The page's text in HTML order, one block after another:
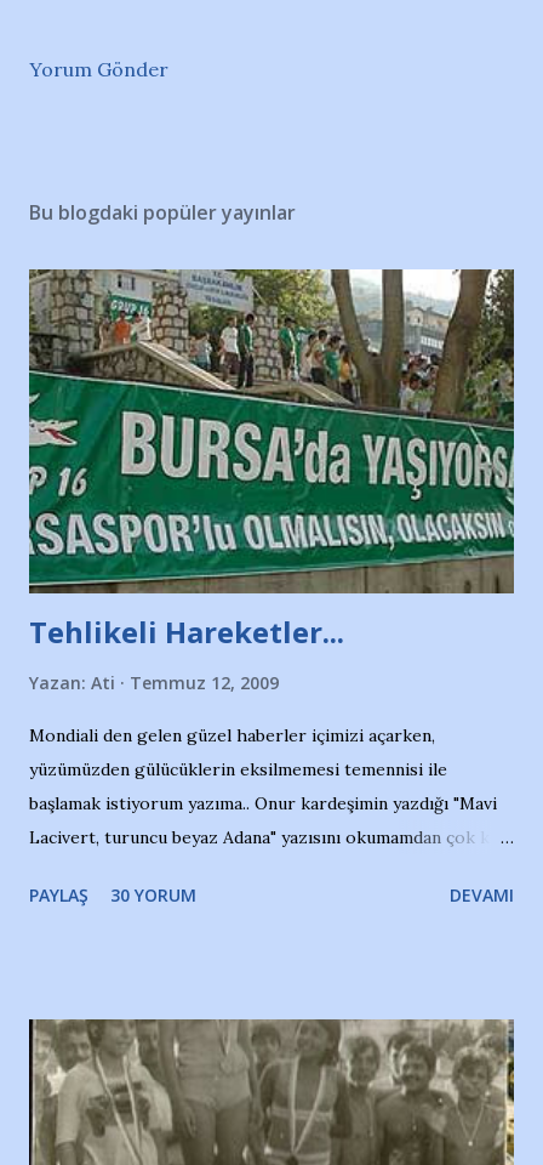
Yorum Gönder
Bu blogdaki popüler yayınlar
Tehlikeli Hareketler...
Yazan: Ati Temmuz 12, 2009
Mondiali den gelen güzel haberler içimizi açarken,
yüzümüzden gülücüklerin eksilmemesi temennisi ile
başlamak istiyorum yazıma.. Onur kardeşimin yazdığı "Mavi
Lacivert, turuncu beyaz Adana" yazısını okumamdan çok kısa
irkildim.. "Bursasporlu taraftarlar, İstanbul takımlarının
ve ürünlerini Bursa şehrinde görmek istemediklerini bir
protesto eylemiyle açıkladıklarını bildiriyordu.. Bu grup
adına açıklama yapan şahsı muhterem(!) ''Açık ve net olarak
söylüyoruz. Bu son uyarımızdır. Bunun yanısıra, bu takımlara
PAYLAŞ 30 YORUM DEVAMI